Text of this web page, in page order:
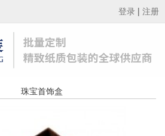
登录 | 注册
珠宝首饰盒